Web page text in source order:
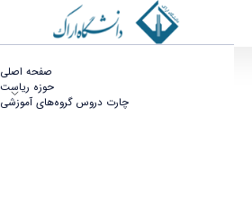
صفحه اصلی
حوزه ریاست
چارت دروس گروه‌های آموزشی
- دانشکده فنی مهندسی